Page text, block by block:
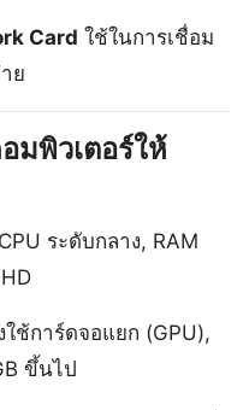
Card ใช้ในการเชื่อม
ย
มพิวเตอร์ให้
ระดับกลาง, RAM
ใช้การ์ดจอแยก (GPU),
ขึ้นไป